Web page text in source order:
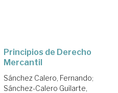
Principios de Derecho
Mercantil
Sánchez Calero, Fernando;
Sánchez-Calero Guilarte,